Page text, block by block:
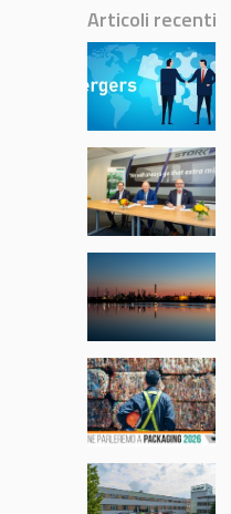
Articoli recenti